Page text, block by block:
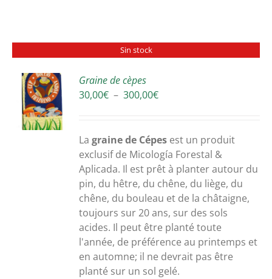
Sin stock
Graine de cèpes
30,00€ – 300,00€Plage
30,00€
à
300,00€
Lagraine de Cépes est un produit
exclusif de Micología Forestal &
Aplicada. Il est prêt à planter autour du
pin, du hêtre, du chêne, du liège, du
chêne, du bouleau et de la châtaigne,
toujours sur 20 ans, sur des sols
acides. Il peut être planté toute
l'année, de préférence au printemps et
en automne; il ne devrait pas être
planté sur un sol gelé.